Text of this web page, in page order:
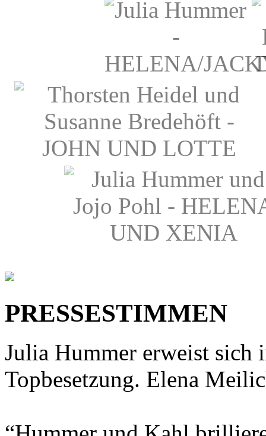
PRESSESTIMMEN
Julia Hummer erweist sich
Topbesetzung. Elena